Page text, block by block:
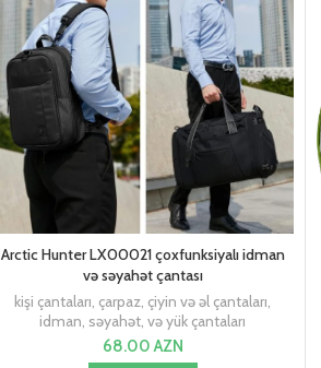
Arctic Hunter LX00021 çoxfunksiyalı idman
və səyahət çantası
kişi çantaları, çarpaz, çiyin və əl çantaları,
idman, səyahət, və yük çantaları
68.00AZN